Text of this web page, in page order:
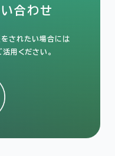
合わせ
されたい場合には
用ください。